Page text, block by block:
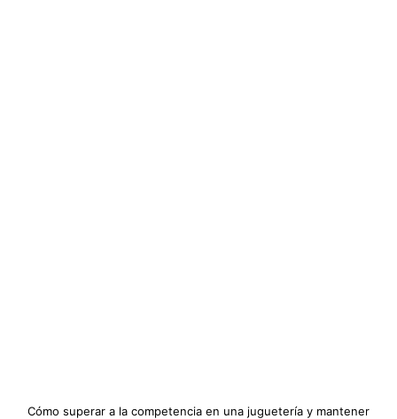
Cómo superar a la competencia en una juguetería y mantener